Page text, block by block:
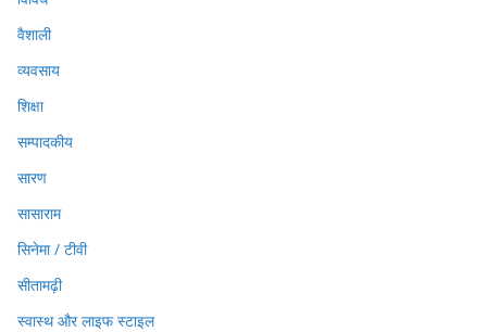
वैशाली
व्यवसाय
शिक्षा
सम्पादकीय
सारण
सासाराम
सिनेमा / टीवी
सीतामढ़ी
स्वास्थ और लाइफ स्टाइल